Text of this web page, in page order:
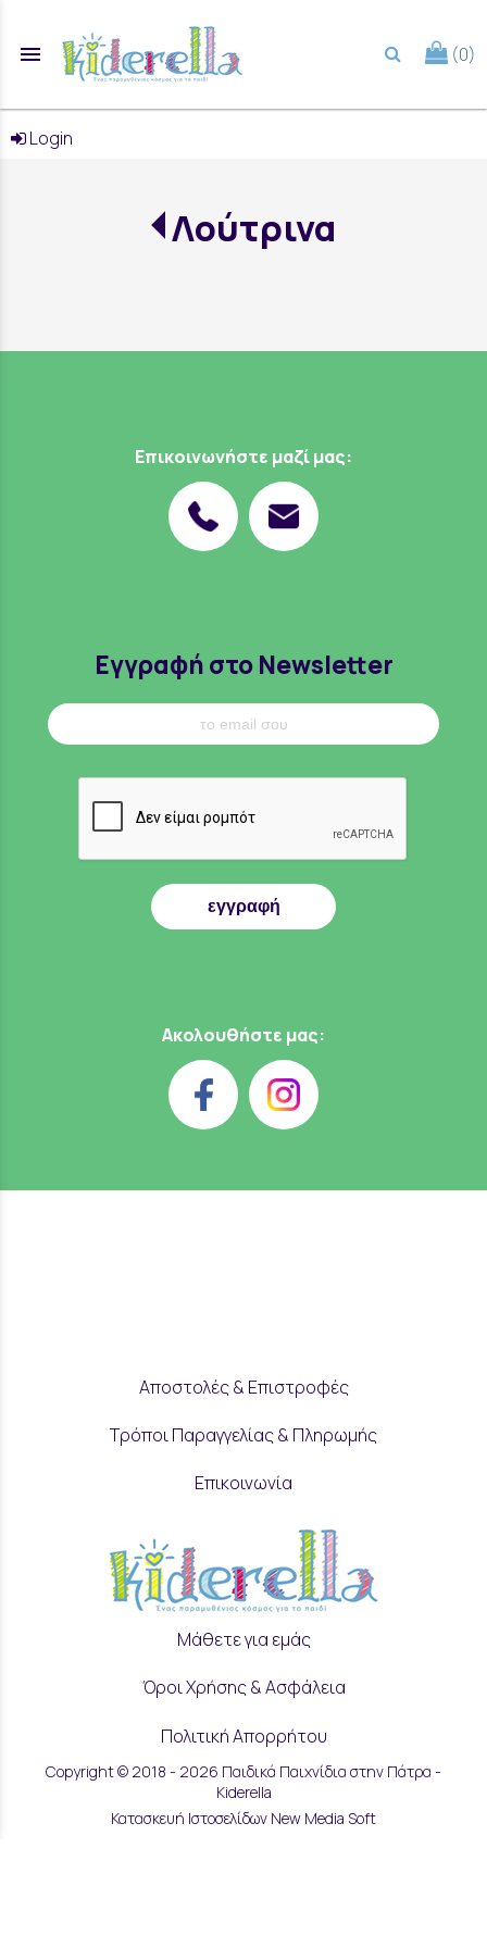
menu (0)
Login
Λούτρινα
Επικοινωνήστε μαζί μας:
Εγγραφή στο Newsletter
εγγραφή
Ακολουθήστε μας:
Αποστολές & Επιστροφές
Τρόποι Παραγγελίας & Πληρωμής
Επικοινωνία
Μάθετε για εμάς
Όροι Χρήσης & Ασφάλεια
Πολιτική Απορρήτου
Ρυθμίσεις Cookies
Copyright © 2018 - 2026 Παιδικά Παιχνίδια στην Πάτρα -
Kiderella
Κατασκευή Ιστοσελίδων New Media Soft